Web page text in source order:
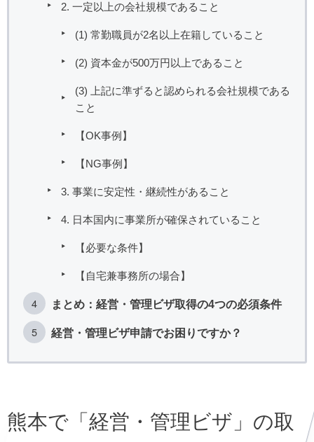
2. 一定以上の会社規模であること
(1) 常勤職員が2名以上在籍していること
(2) 資本金が500万円以上であること
(3) 上記に準ずると認められる会社規模である
こと
【OK事例】
【NG事例】
3. 事業に安定性・継続性があること
4. 日本国内に事業所が確保されていること
【必要な条件】
【自宅兼事務所の場合】
まとめ：経営・管理ビザ取得の4つの必須条件
経営・管理ビザ申請でお困りですか？
熊本で「経営・管理ビザ」の取